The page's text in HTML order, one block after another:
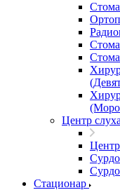
Центр
Стационар